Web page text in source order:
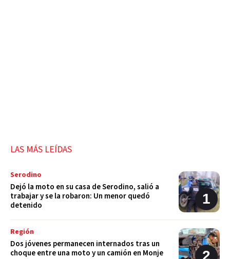
LAS MÁS LEÍDAS
Serodino
Dejó la moto en su casa de Serodino, salió a
trabajar y se la robaron: Un menor quedó
detenido
Región
Dos jóvenes permanecen internados tras un
choque entre una moto y un camión en Monje